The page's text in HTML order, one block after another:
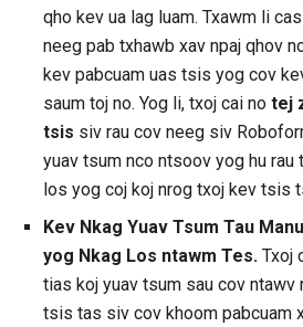
qho kev ua lag luam. Txawm li
neeg pab txhawb xav npaj qhov
kev pabcuam uas tsis yog cov
saum toj no. Yog li, txoj cai no tej
tsis siv rau cov neeg siv
yuav tsum nco ntsoov yog hu rau
los yog coj koj nrog txoj kev tsis
Kev Nkag Yuav Tsum Tau
yog Nkag Los ntawm Tes. Txoj
tias koj yuav tsum sau cov ntawv
tsis tas siv cov khoom pabcuam